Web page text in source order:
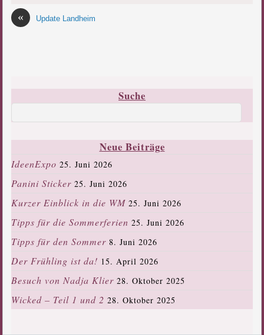
« Update Landheim
Suche
Neue Beiträge
IdeenExpo 25. Juni 2026
Panini Sticker 25. Juni 2026
Kurzer Einblick in die WM 25. Juni 2026
Tipps für die Sommerferien 25. Juni 2026
Tipps für den Sommer 8. Juni 2026
Der Frühling ist da! 15. April 2026
Besuch von Nadja Klier 28. Oktober 2025
Wicked – Teil 1 und 2 28. Oktober 2025